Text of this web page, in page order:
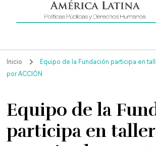
Inicio
Equipo de la Fundación participa en
por ACCIÓN
Equipo de la
participa en